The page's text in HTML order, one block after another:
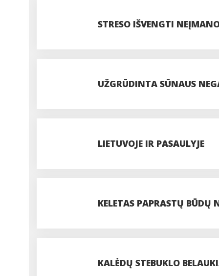
STRESO IŠVENGTI
UŽGRŪDINTA SŪNAUS
LIETUVOJE IR PASAULYJE
KELETAS PAPRASTŲ
KALĖDŲ STEBUKLO